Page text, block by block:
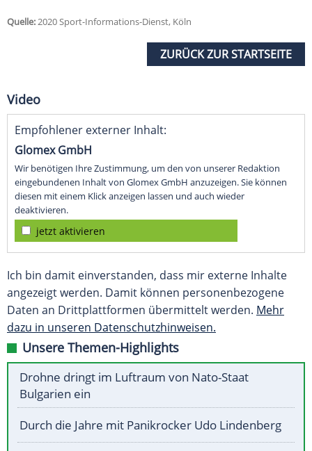
Quelle:2020 Sport-Informations-Dienst, Köln
ZURÜCK ZUR STARTSEITE
Video
Empfohlener externer Inhalt:
Glomex GmbH
Wir benötigen Ihre Zustimmung, um den von unserer Redaktion
eingebundenen Inhalt von Glomex GmbH anzuzeigen. Sie können
diesen mit einem Klick anzeigen lassen und auch wieder
deaktivieren.
jetzt aktivieren
Ich bin damit einverstanden, dass mir externe Inhalte
angezeigt werden. Damit können personenbezogene
Daten an Drittplattformen übermittelt werden. Mehr
dazu in unseren Datenschutzhinweisen.
Unsere Themen-Highlights
Drohne dringt im Luftraum von Nato-Staat
Bulgarien ein
Durch die Jahre mit Panikrocker Udo Lindenberg